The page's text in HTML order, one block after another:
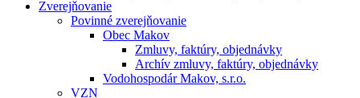
Zverejňovanie
Povinné zverejňovanie
Obec Makov
Zmluvy, faktúry, objednávky
Archív zmluvy, faktúry, objednávky
Vodohospodár Makov, s.r.o.
VZN